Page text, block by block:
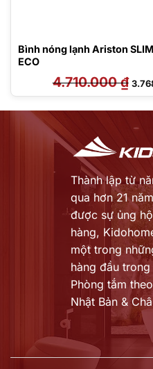
Bình nóng lạnh Ariston
ECO
4.710.000₫ Giá
gốc
là:
Thành lập từ
qua hơn 21
được sự ủng
hàng,
một trong
hàng đầu
Phòng tắm
Nhật Bản &